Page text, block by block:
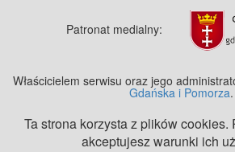
Patronat medialny:
Właścicielem serwisu oraz jego
Gdańska i Pomorza.
Ta strona korzysta z plików cookies.
akceptujesz warunki ich